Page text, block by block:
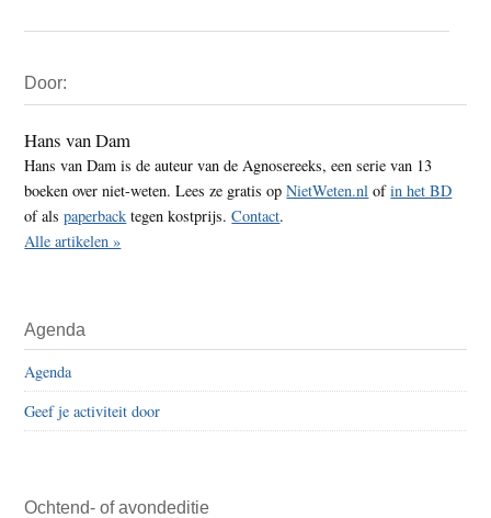
Sidebar
Door:
Hans van Dam
Hans van Dam is de auteur van de Agnosereeks, een serie van 13
boeken over niet-weten. Lees ze gratis opNietWeten.nl ofin het BD
of alspaperback tegen kostprijs.Contact.
Alle artikelen »
Agenda
Agenda
Geef je activiteit door
Ochtend- of avondeditie